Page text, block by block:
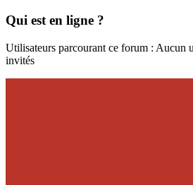
Qui est en ligne ?
Utilisateurs parcourant ce forum : Aucun
invités